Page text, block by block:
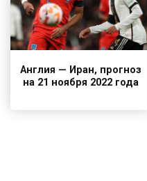
Англия — Иран, прогноз
на 21 ноября 2022 года